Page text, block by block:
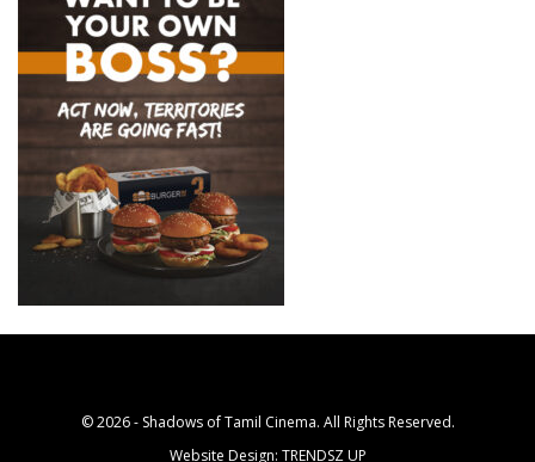
© 2026 - Shadows of Tamil Cinema. All Rights Reserved.
Website Design: TRENDSZ UP